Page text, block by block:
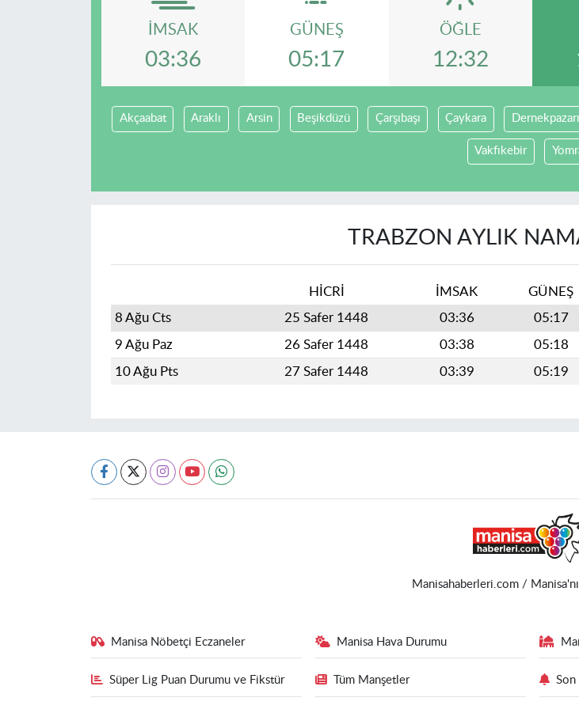
İMSAK
03:36
GÜNEŞ
05:17
ÖĞLE
12:32
Akçaabat Araklı Arsin Beşikdüzü Çarşıbaşı Çaykara Dernekpazarı
Vakfıkebir
TRABZON AYLIK
HİCRİ İMSAK GÜNEŞ
8 Ağu Cts
25 Safer 1448 03:36 05:17
9 Ağu Paz
26 Safer 1448 03:38 05:18
10 Ağu Pts
27 Safer 1448 03:39 05:19
Manisahaberleri.com /
Manisa Nöbetçi Eczaneler Manisa Hava Durumu
Süper Lig Puan Durumu ve Fikstür Tüm Manşetler Son